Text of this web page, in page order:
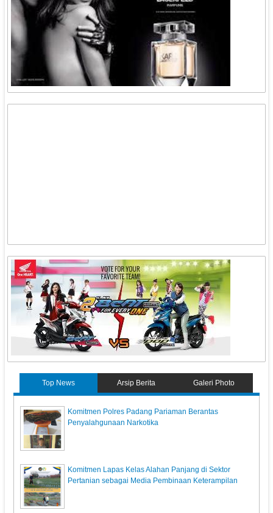
Top News Arsip Berita Galeri Photo
Komitmen Polres Padang Pariaman Berantas
Penyalahgunaan Narkotika
Komitmen Lapas Kelas Alahan Panjang di Sektor
Pertanian sebagai Media Pembinaan Keterampilan